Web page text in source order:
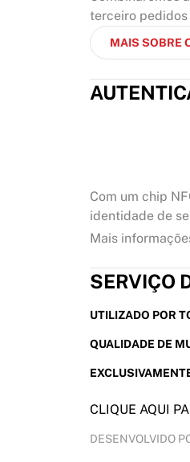
terceiro
MAIS SOBRE
Com um chip
identidade de
Mais
SERVIÇO
UTILIZADO POR
QUALIDADE DE
CLIQUE AQUI
DESENVOLVIDO